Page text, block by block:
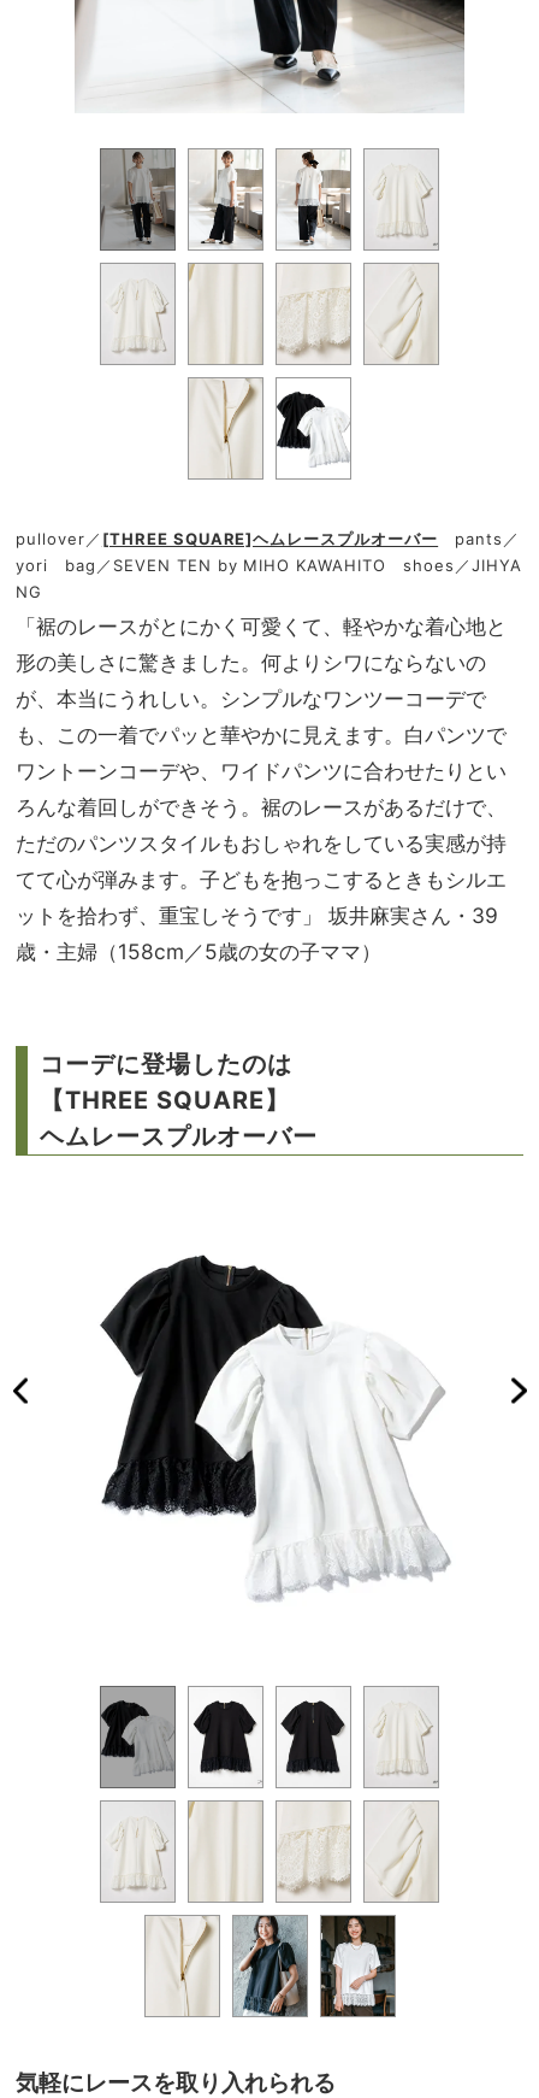
pullover／ [THREE SQUARE]ヘムレースプルオーバー pants／
yori bag／SEVEN TEN by MIHO KAWAHITO shoes／JIHYA
NG
「裾のレースがとにかく可愛くて、軽やかな着心地と
形の美しさに驚きました。何よりシワにならないの
が、本当にうれしい。シンプルなワンツーコーデで
も、この一着でパッと華やかに見えます。白パンツで
ワントーンコーデや、ワイドパンツに合わせたりとい
ろんな着回しができそう。裾のレースがあるだけで、
ただのパンツスタイルもおしゃれをしている実感が持
てて心が弾みます。子どもを抱っこするときもシルエ
ットを拾わず、重宝しそうです」 坂井麻実さん・39
歳・主婦（158cm／5歳の女の子ママ）
コーデに登場したのは
【THREE SQUARE】
ヘムレースプルオーバー
気軽にレースを取り入れられる